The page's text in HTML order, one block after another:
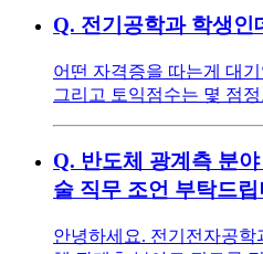
Q. 전기공학과 학생인
어떤 자격증을 따는게 대
그리고 토익점수는 몇 점
Q. 반도체 광계측 분
술 직무 조언 부탁드립
안녕하세요. 전기전자공학